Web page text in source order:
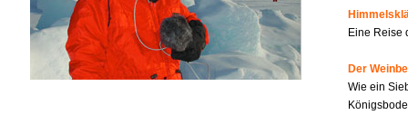
Eine Reise
Der
Wie ein